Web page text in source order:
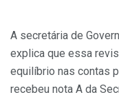
A secretária de
explica que essa
equilíbrio nas contas
recebeu nota A da